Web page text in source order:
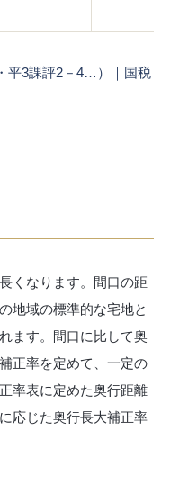
平3課評2－4…）｜国税
くなります。間口の距
地域の標準的な宅地と
ます。間口に比して奥
正率を定めて、一定の
率表に定めた奥行距離
応じた奥行長大補正率